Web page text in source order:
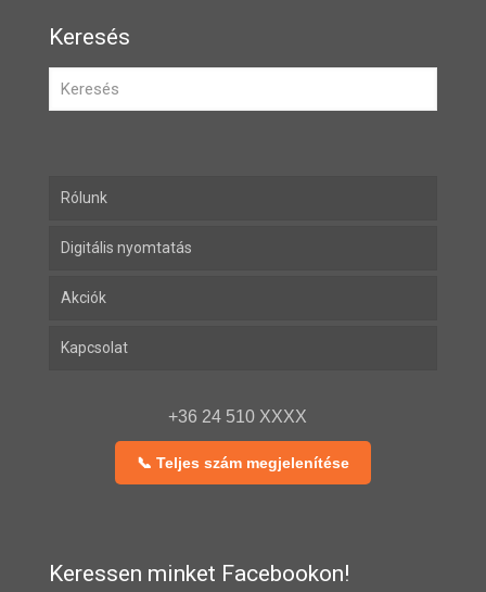
Keresés
Rólunk
Digitális nyomtatás
Akciók
Kapcsolat
+36 24 510 XXXX
📞 Teljes szám megjelenítése
Keressen minket Facebookon!